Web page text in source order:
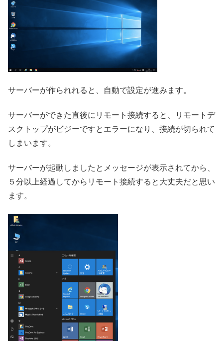
サーバーが作られれると、自動で設定が進みます。
サーバーができた直後にリモート接続すると、リモートデ
スクトップがビジーですとエラーになり、接続が切られて
しまいます。
サーバーが起動しましたとメッセージが表示されてから、
５分以上経過してからリモート接続すると大丈夫だと思い
ます。